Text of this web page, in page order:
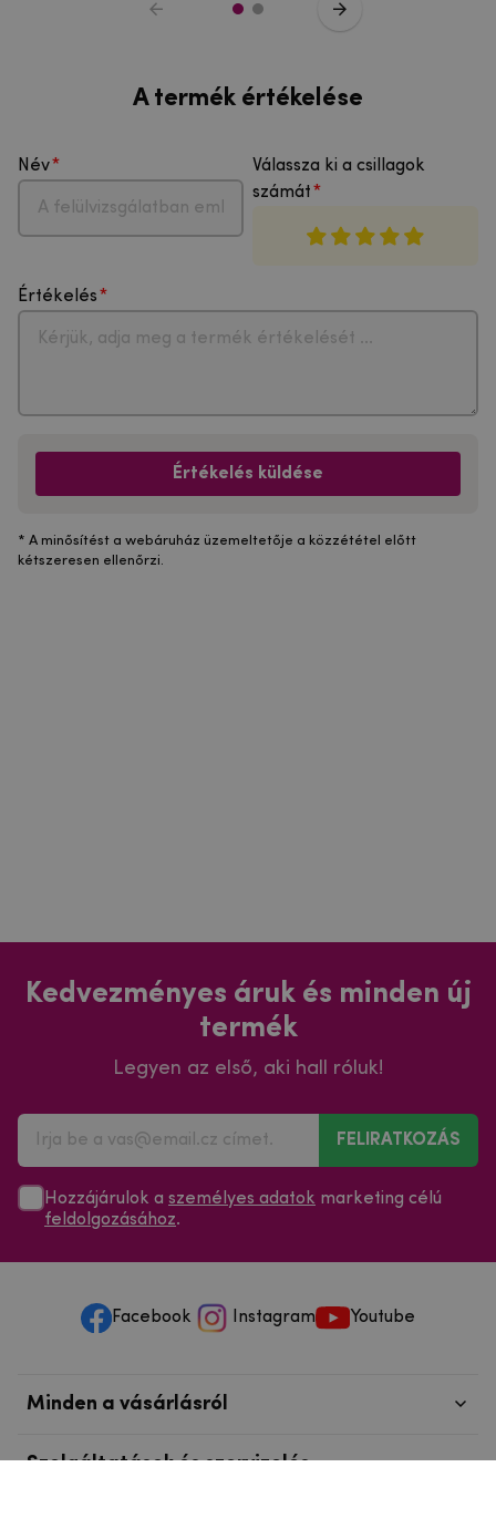
A termék értékelése
Név
Válassza ki a csillagok
számát
Értékelés
Értékelés küldése
* A minősítést a webáruház üzemeltetője a közzététel előtt
kétszeresen ellenőrzi.
Kedvezményes áruk és minden új
termék
Legyen az első, aki hall róluk!
FELIRATKOZÁS
Hozzájárulok a személyes adatok marketing célú
feldolgozásához.
Facebook Instagram Youtube
Minden a vásárlásról
Szolgáltatások és szervizelés